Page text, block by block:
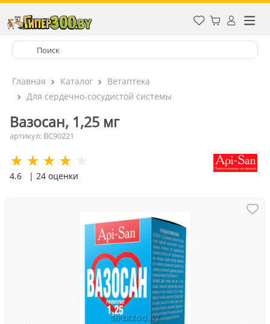
Главная Каталог
Ветаптека
Для сердечно-сосудистой системы
Вазосан, 1,25 мг
артикул: ВС90221
4.6 | 24 оценки